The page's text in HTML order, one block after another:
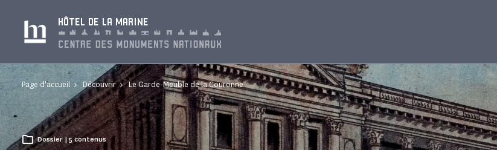
HÔTEL DE LA MARINE
Page d'accueil Découvrir Le Garde-Meuble de la Couronne
Dossier | 5 contenus